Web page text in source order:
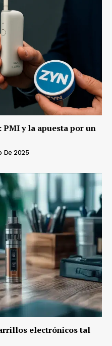
PMI y la apuesta por un
De 2025
electrónicos tal